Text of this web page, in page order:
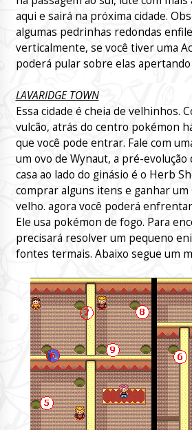
aqui e sairá na próxima cidade.
algumas pedrinhas redondas
verticalmente, se você tiver uma
poderá pular sobre elas apertando
LAVARIDGE TOWN
Essa cidade é cheia de velhinhos.
vulcão, atrás do centro pokémon
que você pode entrar. Fale com
um ovo de Wynaut, a pré-evolução
casa ao lado do ginásio é o Herb
comprar alguns itens e ganhar um
velho. agora você poderá
Ele usa pokémon de fogo. Para
precisará resolver um pequeno
fontes termais. Abaixo segue um